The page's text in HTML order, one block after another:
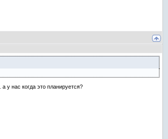
у нас когда это планируется?